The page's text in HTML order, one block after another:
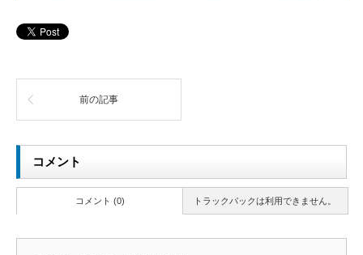
前の記事
コメント
トラックバックは利用できません。
コメント (0)